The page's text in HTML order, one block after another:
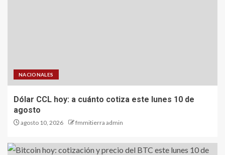
NACIONALES
Dólar CCL hoy: a cuánto cotiza este lunes 10 de
agosto
agosto 10, 2026 fmmitierra admin